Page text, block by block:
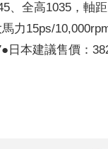
、全高1035，軸
力15ps/
日本建議售價：